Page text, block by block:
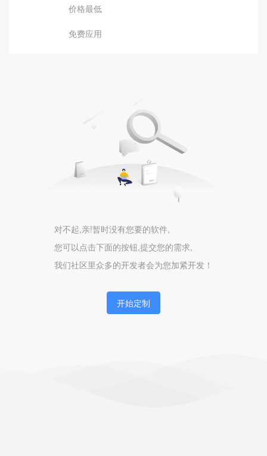
价格最低
免费应用
对不起,亲!暂时没有您要的软件,
您可以点击下面的按钮,提交您的需求,
我们社区里众多的开发者会为您加紧开发！
开始定制